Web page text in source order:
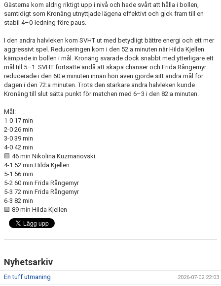
Gästerna kom aldrig riktigt upp i nivå och hade svårt att hålla i bollen,
samtidigt som Kronäng utnyttjade lägena effektivt och gick fram till en
stabil 4–0-ledning före paus.
I den andra halvleken kom SVHT ut med betydligt bättre energi och ett mer
aggressivt spel. Reduceringen kom i den 52:a minuten när Hilda Kjellen
kämpade in bollen i mål. Kronäng svarade dock snabbt med ytterligare ett
mål till 5–1. SVHT fortsatte ändå att skapa chanser och Frida Rångemyr
reducerade i den 60:e minuten innan hon även gjorde sitt andra mål för
dagen i den 72:a minuten. Trots den starkare andra halvleken kunde
Kronäng till slut sätta punkt för matchen med 6–3 i den 82:a minuten.
Mål:
1-0 17 min
2-0 26 min
3-0 39 min
4-0 42 min
🟨 46 min Nikolina Kuzmanovski
4-1 52 min Hilda Kjellen
5-1 56 min
5-2 60 min Frida Rångemyr
5-3 72 min Frida Rångemyr
6-3 82 min
🟨 89 min Hilda Kjellen
Nyhetsarkiv
En tuff utmaning 2026-07-02 22:03